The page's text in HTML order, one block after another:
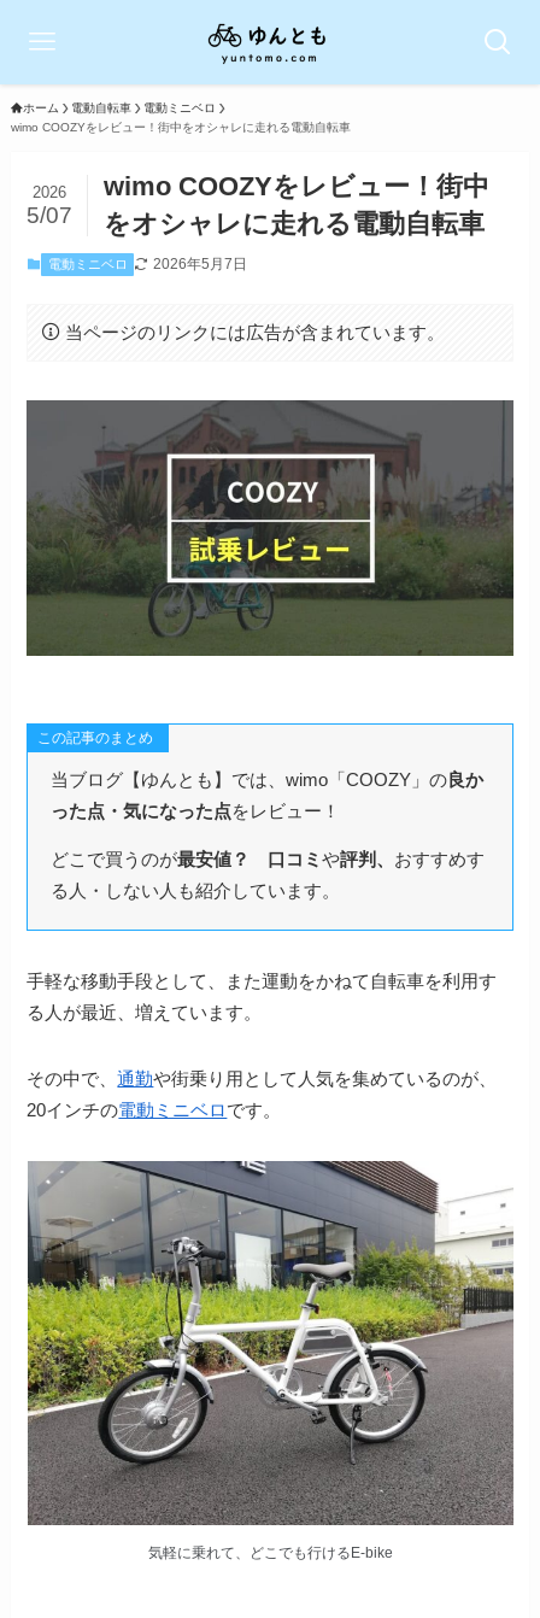
ホーム 電動自転車
電動ミニベロ
wimo COOZYをレビュー！街中をオシャレに走れる電動自転車
wimo COOZYをレビュー！街中
をオシャレに走れる電動自転車
2026
5/07
電動ミニベロ 2026年5月7日
当ページのリンクには広告が含まれています。
この記事のまとめ
当ブログ【ゆんとも】では、wimo「COOZY」の良か
った点・気になった点をレビュー！
どこで買うのが最安値？ 口コミや評判、 おすすめす
る人・しない人も紹介しています。
手軽な移動手段として、また運動をかねて自転車を利用す
る人が最近、増えています。
その中で、通勤や街乗り用として人気を集めているのが、
20インチの電動ミニベロです。
気軽に乗れて、どこでも行けるE-bike